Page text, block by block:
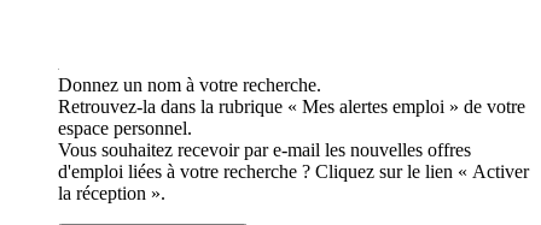
Donnez un nom à votre recherche.
Retrouvez-la dans la rubrique « Mes alertes emploi » de votre
espace personnel.
Vous souhaitez recevoir par e-mail les nouvelles offres
d'emploi liées à votre recherche ? Cliquez sur le lien « Activer
la réception ».